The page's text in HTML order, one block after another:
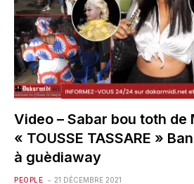
Video – Sabar bou toth de
« TOUSSE TASSARE »
à guèdiaway
PEOPLE 21 DÉCEMBRE 2021